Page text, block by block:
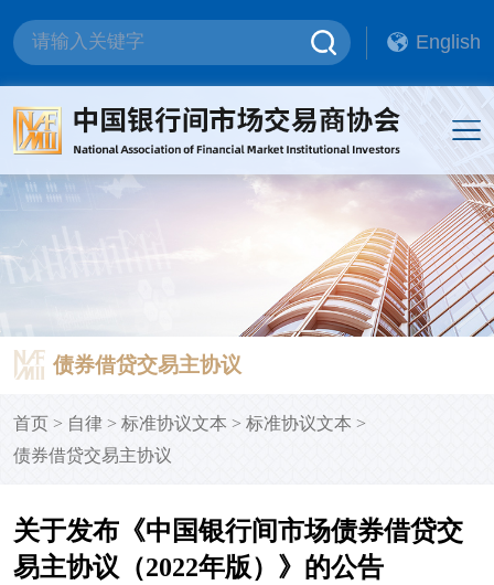
English
债券借贷交易主协议
首页> 自律> 标准协议文本 > 标准协议文本 >
债券借贷交易主协议
关于发布《中国银行间市场债券借贷交
易主协议（2022年版）》的公告